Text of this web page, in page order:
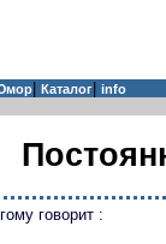
Каталог info
говорит :